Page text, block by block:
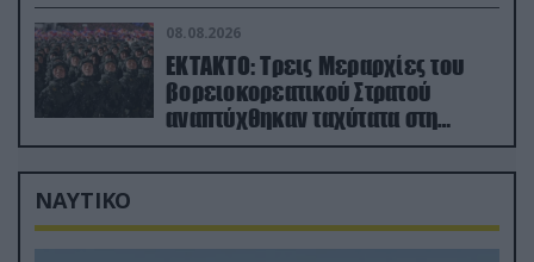
08.08.2026
ΕΚΤΑΚΤΟ: Τρεις Μεραρχίες του
βορειοκορεατικού Στρατού
αναπτύχθηκαν ταχύτατα στη
Ρωσία
ΝΑΥΤΙΚΟ